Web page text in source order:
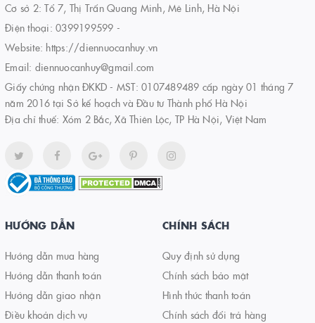
Cơ sở 2: Tổ 7, Thị Trấn Quang Minh, Mê Linh, Hà Nội
Điện thoại: 0399199599 -
Website: https://diennuocanhuy.vn
Email: diennuocanhuy@gmail.com
Giấy chứng nhận ĐKKD - MST: 0107489489 cấp ngày 01 tháng 7
năm 2016 tại Sở kế hoạch và Đầu tư Thành phố Hà Nội
Địa chỉ thuế: Xóm 2 Bắc, Xã Thiên Lộc, TP Hà Nội, Việt Nam
HƯỚNG DẪN
Hướng dẫn mua hàng
Hướng dẫn thanh toán
Hướng dẫn giao nhận
Điều khoản dịch vụ
CHÍNH SÁCH
Quy định sử dụng
Chính sách bảo mật
Hình thức thanh toán
Chính sách đổi trả hàng